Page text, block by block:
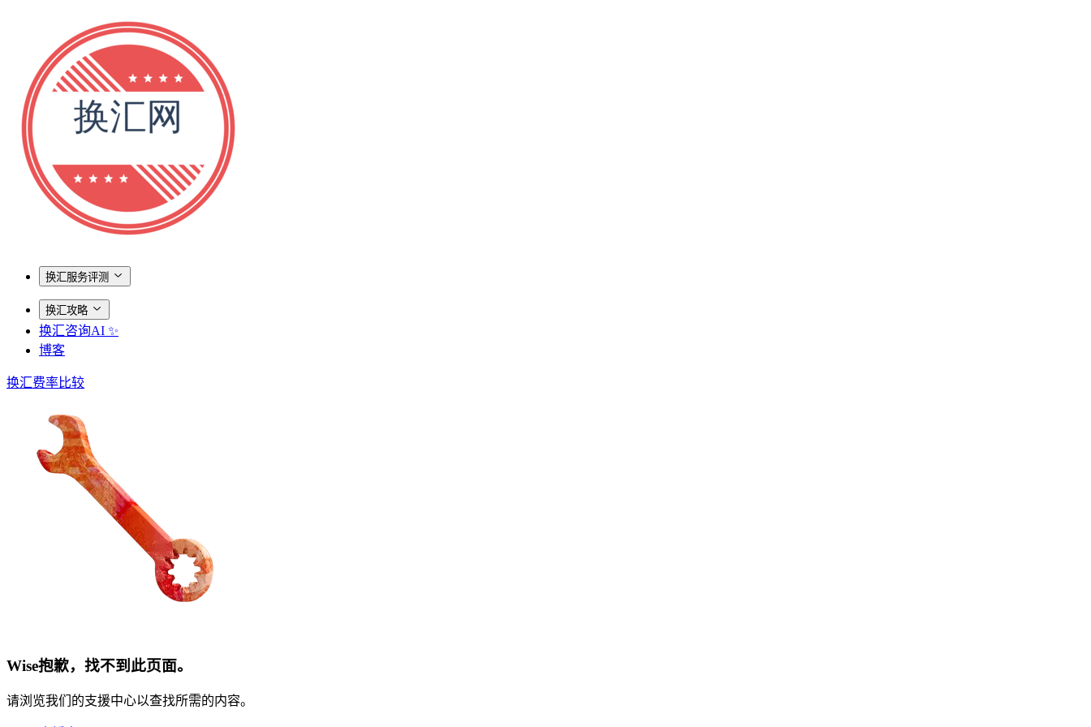
换汇服务评测
换汇攻略
换汇咨询AI ✨
博客
换汇费率比较
Wise抱歉，找不到此页面。
请浏览我们的支援中心以查找所需的内容。